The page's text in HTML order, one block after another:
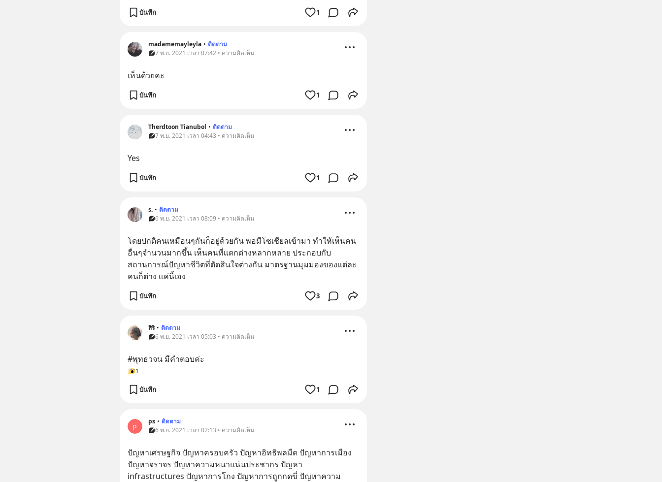
บันทึก 1
madamemayleyla • ติดตาม
7 พ.ย. 2021 เวลา 07:42 • ความคิดเห็น
เห็นด้วยคะ
บันทึก 1
Therdtoon Tianubol • ติดตาม
7 พ.ย. 2021 เวลา 04:43 • ความคิดเห็น
Yes
บันทึก 1
s. • ติดตาม
6 พ.ย. 2021 เวลา 08:09 • ความคิดเห็น
โดยปกติคนเหมือนๆกันก็อยู่ด้วยกัน พอมีโซเชียลเข้ามา ทำให้เห็นคน
อื่นๆจำนวนมากขึ้น เห็นคนที่เเตกต่างหลากหลาย ประกอบกับ
สถานการณ์ปัญหาชีวิตที่ตัดสินใจต่างกัน มาตรฐานมุมมองของเเต่ละ
คนก็ต่าง เเค่นี้เอง
บันทึก 3
สิริ • ติดตาม
6 พ.ย. 2021 เวลา 05:03 • ความคิดเห็น
#พุทธวจน มีคำตอบค่ะ
1
บันทึก 1
p
ps • ติดตาม
6 พ.ย. 2021 เวลา 02:13 • ความคิดเห็น
ปัญหาเศรษฐกิจ ปัญหาครอบครัว ปัญหาอิทธิพลมืด ปัญหาการเมือง
ปัญหาจราจร ปัญหาความหนาแน่นประชากร ปัญหา
infrastructures ปัญหาการโกง ปัญหาการถูกกดขี่ ปัญหาความ